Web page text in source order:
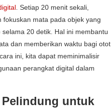
. Setiap 20 menit sekali,
mata pada objek yang
20 detik. Hal ini membantu
dan memberikan waktu bagi otot
ini, kita dapat meminimalisir
perangkat digital dalam
Pelindung untuk